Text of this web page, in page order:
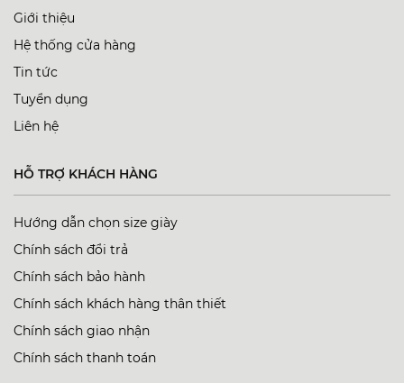
Giới thiệu
Hệ thống cửa hàng
Tin tức
Tuyển dụng
Liên hệ
HỖ TRỢ KHÁCH HÀNG
Hướng dẫn chọn size giày
Chính sách đổi trả
Chính sách bảo hành
Chính sách khách hàng thân thiết
Chính sách giao nhận
Chính sách thanh toán